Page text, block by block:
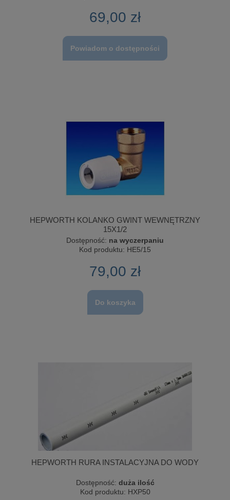
69,00 zł
Powiadom o dostępności
HEPWORTH KOLANKO GWINT WEWNĘTRZNY
15X1/2
Dostępność: na wyczerpaniu
Kod produktu: HE5/15
79,00 zł
Do koszyka
HEPWORTH RURA INSTALACYJNA DO WODY
Dostępność: duża ilość
Kod produktu: HXP50